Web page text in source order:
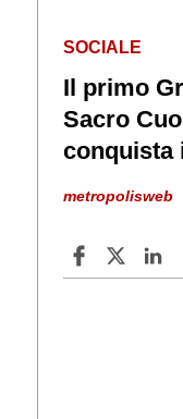
SOCIALE
Il primo
Sacro
conquista
metropolisweb